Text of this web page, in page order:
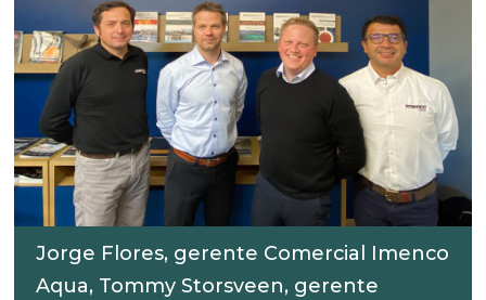
Jorge Flores, gerente Comercial Imenco
Aqua, Tommy Storsveen, gerente